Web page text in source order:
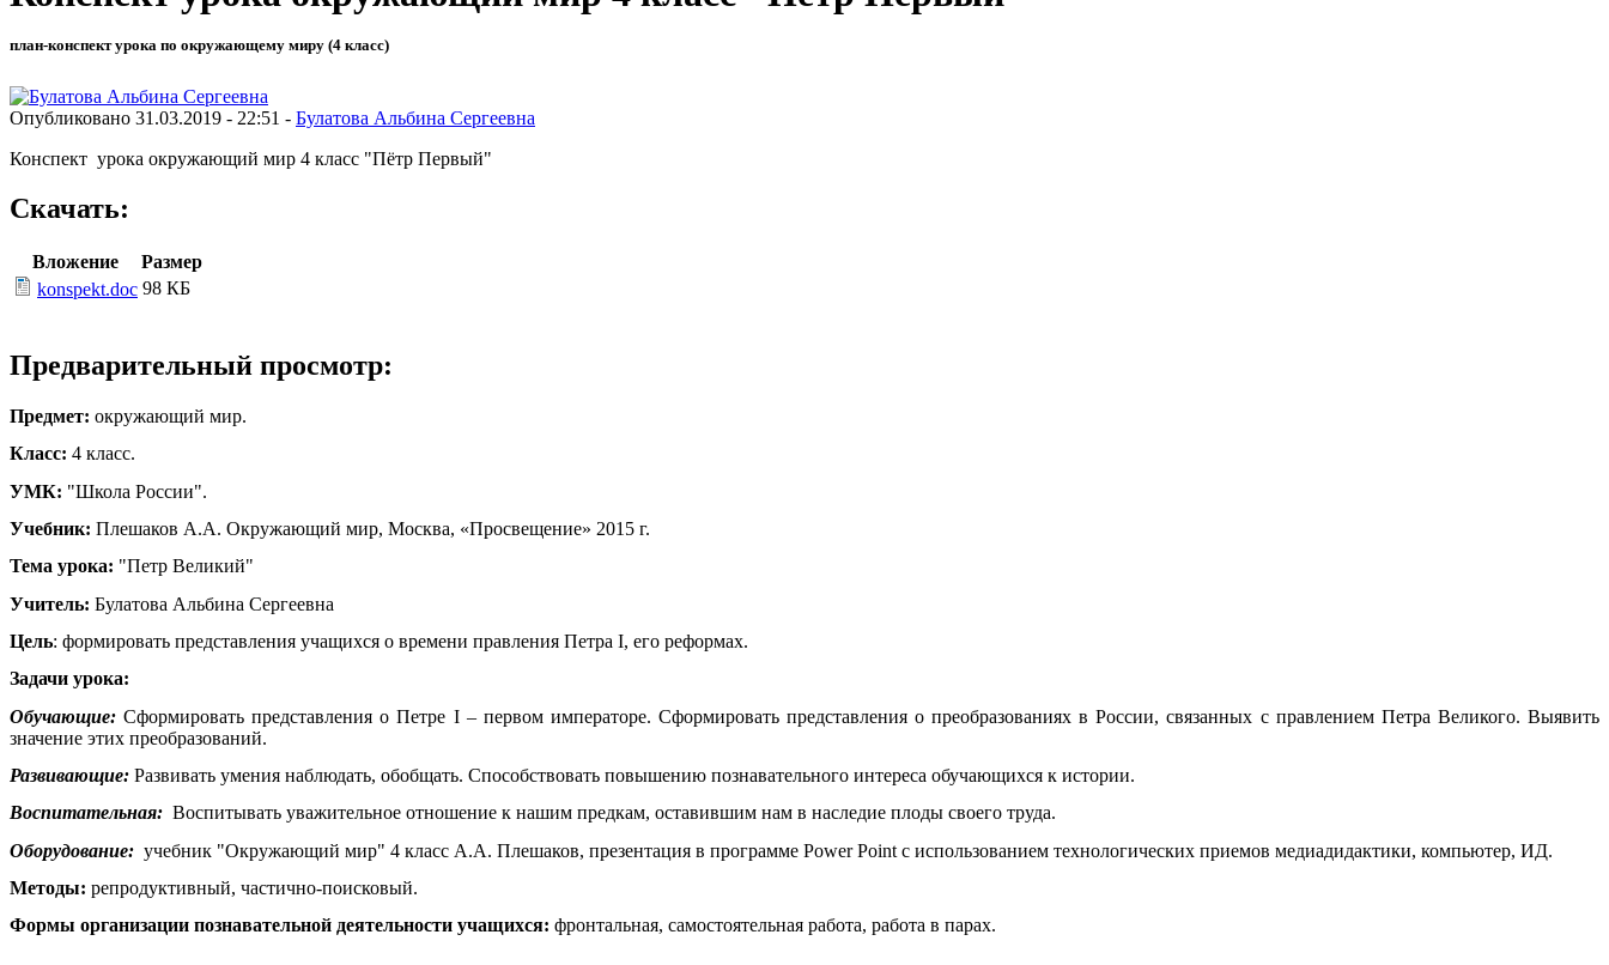
план-конспект урока по окружающему миру (4 класс)
Опубликовано 31.03.2019 - 22:51 - Булатова Альбина Сергеевна
Конспект урока окружающий мир 4 класс "Пётр Первый"
Скачать:
Вложение
Размер
konspekt.doc 98 КБ
Предварительный просмотр:
Предмет: окружающий мир.
Класс: 4 класс.
УМК: "Школа России".
Учебник: Плешаков А.А. Окружающий мир, Москва, «Просвещение» 2015 г.
Тема урока: "Петр Великий"
Учитель: Булатова Альбина Сергеевна
Цель: формировать представления учащихся о времени правления Петра I, его реформах.
Задачи урока:
Обучающие: Сформировать представления о Петре I – первом императоре. Сформировать представления о преобразованиях в России, связанных с правлением Петра Великого. Выявить
значение этих преобразований.
Развивающие: Развивать умения наблюдать, обобщать. Способствовать повышению познавательного интереса обучающихся к истории.
Воспитательная: Воспитывать уважительное отношение к нашим предкам, оставившим нам в наследие плоды своего труда.
Оборудование: учебник "Окружающий мир" 4 класс А.А. Плешаков, презентация в программе Power Point с использованием технологических приемов медиадидактики, компьютер, ИД.
Методы: репродуктивный, частично-поисковый.
Формы организации познавательной деятельности учащихся: фронтальная, самостоятельная работа, работа в парах.